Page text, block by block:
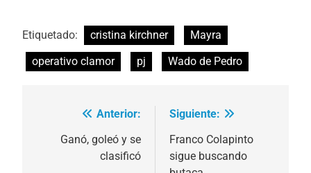
Etiquetado: cristina kirchner
Mayra
operativo clamor
pj Wado de Pedro
Navegación
Anterior:
Ganó, goleó y se
clasificó
Siguiente:
Franco Colapinto
sigue buscando